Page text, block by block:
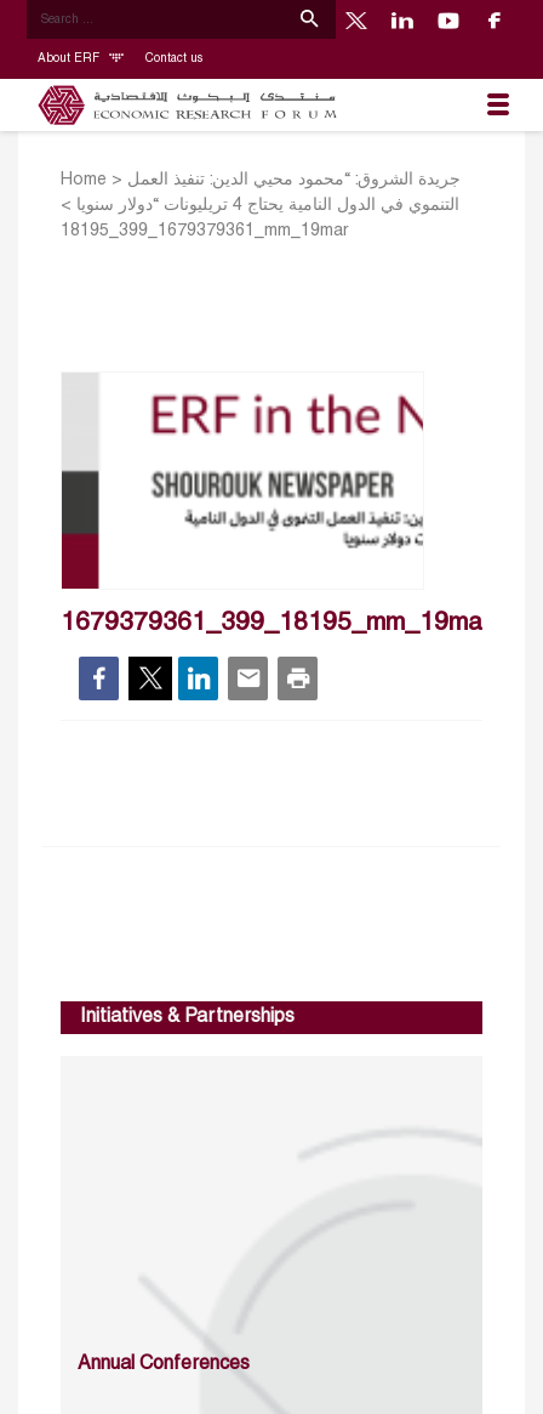
About ERF Contact us
Home > جريدة الشروق: “محمود محيي الدين: تنفيذ العمل
التنموي في الدول النامية يحتاج 4 تريليونات “دولار سنويا
>
1679379361_399_18195_mm_19mar
1679379361_399_18195_mm_19mar
Initiatives & Partnerships
Annual Conferences